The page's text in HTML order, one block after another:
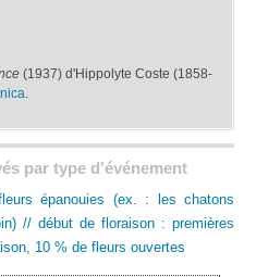
(1937) d'Hippolyte Coste (1858-
.
par type d'événement
épanouies (ex. : les chatons
// début de floraison : premières
10 % de fleurs ouvertes